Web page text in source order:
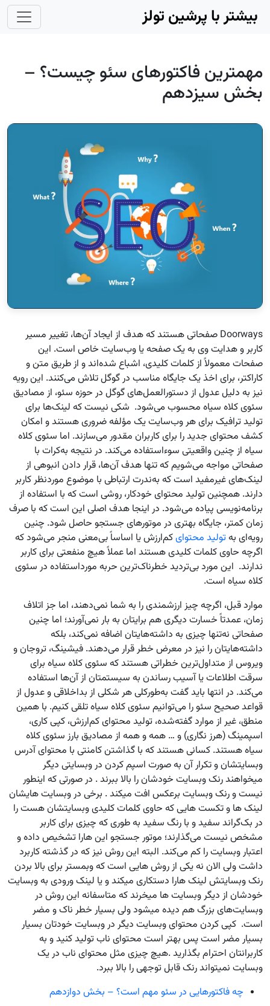
Skip to main content
بیشتر با پرشین تولز
مهمترین فاکتورهای سئو چیست؟ –
بخش سیزدهم
Doorways صفحاتی هستند که هدف از ایجاد آن‌ها، تغییر مسیر
کاربر و هدایت وی به یک صفحه یا وب‌سایت خاص است. این
صفحات معمولاً از کلمات کلیدی، اشباع شده‌اند و از طریق متن و
کاراکتر، برای اخذ یک جایگاه مناسب در گوگل تلاش می‌کنند. این رویه
نیز به دلیل عدول از دستورالعمل‌های گوگل در حوزه سئو، از مصادیق
سئوی کلاه سیاه محسوب می‌شود. شکی نیست که لینک‌ها برای
تولید ترافیک برای هر وب‌سایت یک مؤلفه ضروری هستند و امکان
کشف محتوای جدید را برای کاربران مقدور می‌سازند. اما سئوی کلاه
سیاه از چنین واقعیتی سوءاستفاده می‌کند. در نتیجه به‌کرات با
صفحاتی مواجه می‌شویم که تنها هدف آن‌ها، قرار دادن انبوهی از
لینک‌های غیرمفید است که به‌ندرت ارتباطی با موضوع موردنظر کاربر
دارند. همچنین تولید محتوای خودکار، روشی است که با استفاده از
برنامه‌نویسی پیاده می‌شود. در اینجا هدف اصلی این است که با صرف
زمان کمتر، جایگاه بهتری در موتورهای جستجو حاصل شود. چنین
رویه‌ای بهتولید محتوایکم‌ارزش یا اساساً بی‌معنی منجر می‌شود که
اگرچه حاوی کلمات کلیدی هستند اما عملاً هیچ منفعتی برای کاربر
ندارند. این مورد بی‌تردید خطرناک‌ترین حربه مورداستفاده در سئوی
کلاه سیاه است.
موارد قبل، اگرچه چیز ارزشمندی را به شما نمی‌دهند، اما جز اتلاف
زمان، عمدتاً خسارت دیگری هم برایتان به بار نمی‌آورند؛ اما چنین
صفحاتی نه‌تنها چیزی به داشته‌هایتان اضافه نمی‌کند، بلکه
داشته‌هایتان را نیز در معرض خطر قرار می‌دهند. فیشینگ، تروجان و
ویروس از متداول‌ترین خطراتی هستند که سئوی کلاه سیاه برای
سرقت اطلاعات یا آسیب رساندن به سیستمتان از آن‌ها استفاده
می‌کند. در انتها باید گفت به‌طورکلی هر شکلی از بداخلاقی و عدول از
قواعد صحیح سئو را می‌توانیم سئوی کلاه سیاه تلقی کنیم. با همین
منطق، غیر از موارد گفته‌شده، تولید محتوای کم‌ارزش، کپی کاری،
اسپمینگ (هرز نگاری) و … همه و همه از مصادیق بارز سئوی کلاه
سیاه هستند. کسانی هستند که با گذاشتن کامنتی با محتوای آدرس
وبسایتشان و تکرار آن به صورت اسپم کردن در وبسایتی دیگر
میخواهند رنک وبسایت خودشان را بالا ببرند . در صورتی که اینطور
نیست و رنک وبسایت برعکس افت میکند . برخی در وبسایت هایشان
لینک ها و تکست هایی که حاوی کلمات کلیدی وبسایتشان هست را
در بک‌گراند سفید و با رنگ سفید به طوری که چیزی برای کاربر
مشخص نیست می‌گذارند؛ موتور جستجو این هارا تشخیص داده و
اعتبار وبسایت را کم می‌کند. البته این روش نیز که در گذشته کاربرد
داشت ولی الان نه یکی از روش هایی است که وبمستر برای بالا بردن
رنک وبسایتش لینک هارا دستکاری میکند و یا لینک ورودی به وبسایت
خودشان از دیگر وبسایت ها میخرند که متاسفانه این روش در
وبسایت‌های بزرگ هم دیده میشود ولی بسیار خطر ناک و مضر
است. کپی کردن محتوای وبسایت دیگر در وبسایت خودتان بسیار
بسیار مضر است پس بهتر است محتوای ناب تولید کنید و به
کاربرانتان احترام بگذارید .هیچ چیزی مثل محتوای ناب در یک
وبسایت نمیتواند رنک قابل توجهی را بالا ببرد.
چه فاکتورهایی در سئو مهم است؟ – بخش دوازدهم